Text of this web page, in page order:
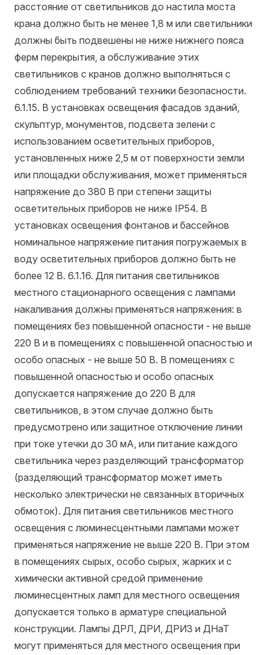
расстояние от светильников до настила моста
крана должно быть не менее 1,8 м или светильники
должны быть подвешены не ниже нижнего пояса
ферм перекрытия, а обслуживание этих
светильников с кранов должно выполняться с
соблюдением требований техники безопасности.
6.1.15. В установках освещения фасадов зданий,
скульптур, монументов, подсвета зелени с
использованием осветительных приборов,
установленных ниже 2,5 м от поверхности земли
или площадки обслуживания, может применяться
напряжение до 380 В при степени защиты
осветительных приборов не ниже IP54. В
установках освещения фонтанов и бассейнов
номинальное напряжение питания погружаемых в
воду осветительных приборов должно быть не
более 12 В. 6.1.16. Для питания светильников
местного стационарного освещения с лампами
накаливания должны применяться напряжения: в
помещениях без повышенной опасности - не выше
220 В и в помещениях с повышенной опасностью и
особо опасных - не выше 50 В. В помещениях с
повышенной опасностью и особо опасных
допускается напряжение до 220 В для
светильников, в этом случае должно быть
предусмотрено или защитное отключение линии
при токе утечки до 30 мА, или питание каждого
светильника через разделяющий трансформатор
(разделяющий трансформатор может иметь
несколько электрически не связанных вторичных
обмоток). Для питания светильников местного
освещения с люминесцентными лампами может
применяться напряжение не выше 220 В. При этом
в помещениях сырых, особо сырых, жарких и с
химически активной средой применение
люминесцентных ламп для местного освещения
допускается только в арматуре специальной
конструкции. Лампы ДРЛ, ДРИ, ДРИЗ и ДНаТ
могут применяться для местного освещения при